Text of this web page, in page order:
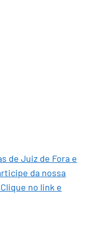
de Juiz de Fora e
da nossa
no link e